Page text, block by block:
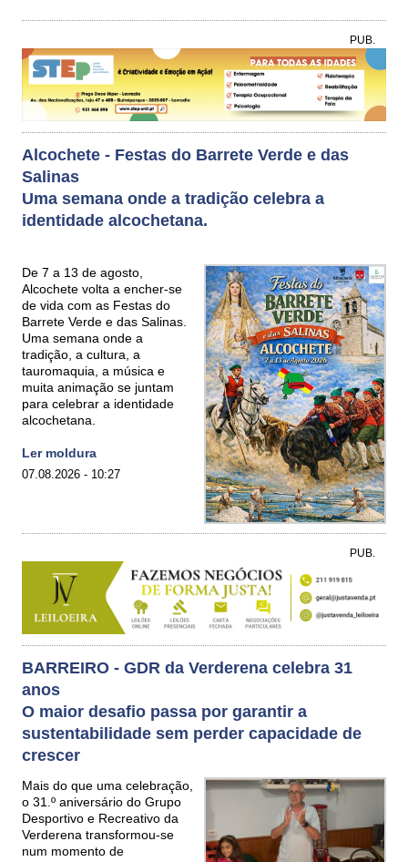
PUB.
Alcochete - Festas do Barrete Verde e das
Salinas
Uma semana onde a tradição celebra a
identidade alcochetana.
De 7 a 13 de agosto,
Alcochete volta a encher-se
de vida com as Festas do
Barrete Verde e das Salinas.
Uma semana onde a
tradição, a cultura, a
tauromaquia, a música e
muita animação se juntam
para celebrar a identidade
alcochetana.
Ler moldura
07.08.2026 - 10:27
PUB.
BARREIRO - GDR da Verderena celebra 31
anos
O maior desafio passa por garantir a
sustentabilidade sem perder capacidade de
crescer
Mais do que uma celebração,
o 31.º aniversário do Grupo
Desportivo e Recreativo da
Verderena transformou-se
num momento de